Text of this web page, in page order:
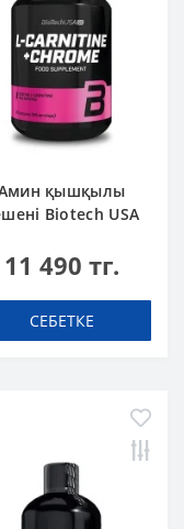
қышқылы
Biotech USA
60 таблетка
11 490 тг.
СЕБЕТКЕ